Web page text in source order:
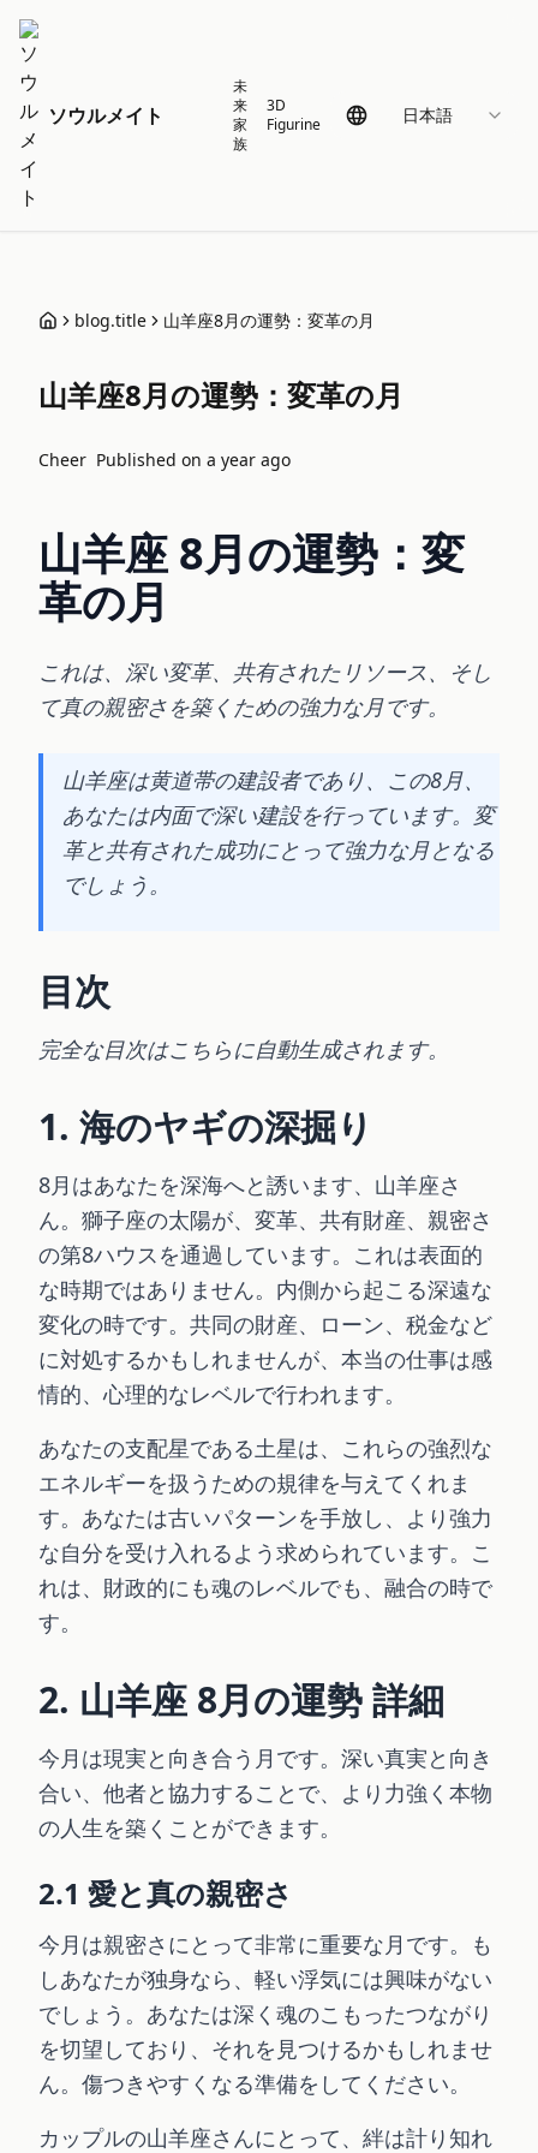
ソウルメイト
未
来
家
族
3D
Figurine
日本語
blog.title 山羊座8月の運勢：変革の月
山羊座8月の運勢：変革の月
Cheer Published on a year ago
山羊座 8月の運勢：変
革の月
これは、深い変革、共有されたリソース、そし
て真の親密さを築くための強力な月です。
山羊座は黄道帯の建設者であり、この8月、
あなたは内面で深い建設を行っています。変
革と共有された成功にとって強力な月となる
でしょう。
目次
完全な目次はこちらに自動生成されます。
1. 海のヤギの深掘り
8月はあなたを深海へと誘います、山羊座さ
ん。獅子座の太陽が、変革、共有財産、親密さ
の第8ハウスを通過しています。これは表面的
な時期ではありません。内側から起こる深遠な
変化の時です。共同の財産、ローン、税金など
に対処するかもしれませんが、本当の仕事は感
情的、心理的なレベルで行われます。
あなたの支配星である土星は、これらの強烈な
エネルギーを扱うための規律を与えてくれま
す。あなたは古いパターンを手放し、より強力
な自分を受け入れるよう求められています。こ
れは、財政的にも魂のレベルでも、融合の時で
す。
2. 山羊座 8月の運勢 詳細
今月は現実と向き合う月です。深い真実と向き
合い、他者と協力することで、より力強く本物
の人生を築くことができます。
2.1 愛と真の親密さ
今月は親密さにとって非常に重要な月です。も
しあなたが独身なら、軽い浮気には興味がない
でしょう。あなたは深く魂のこもったつながり
を切望しており、それを見つけるかもしれませ
ん。傷つきやすくなる準備をしてください。
カップルの山羊座さんにとって、絆は計り知れ